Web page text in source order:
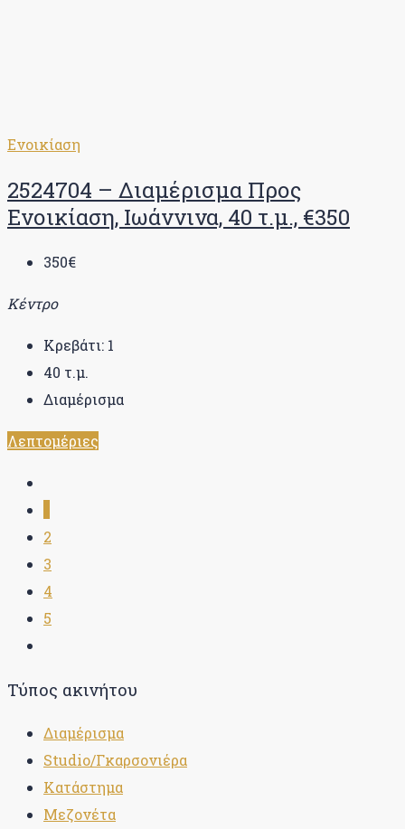
Ενοικίαση
2524704 – Διαμέρισμα Προς
Ενοικίαση, Ιωάννινα, 40 τ.μ., €350
350€
Κέντρο
Κρεβάτι: 1
40 τ.μ.
Διαμέρισμα
Λεπτομέριες
2
3
4
5
Τύπος ακινήτου
Διαμέρισμα
Studio/Γκαρσονιέρα
Κατάστημα
Μεζονέτα